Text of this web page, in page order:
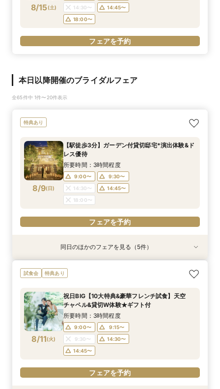
8/15(土)
14:30〜
14:45〜
18:00〜
フェアを予約
本日以降開催のブライダルフェア
全65件中 1件〜20件表示
特典あり
8/9(日)
【駅徒歩3分】ガーデン付貸切邸宅*演出体験&ド
レス優待
所要時間：3時間程度
9:00〜
9:30〜
14:30〜
14:45〜
18:00〜
フェアを予約
特典あり
8/9(日)
初見学でも安心◎「即決なし」アップ額が少ない
新プラン×試食付
9:00〜
9:30〜
14:30〜
14:45〜
18:00〜
フェアを予約
特典あり
8/9(日)
【10名～貸切】逸品の一皿を試食*挙式×会食プ
ラン相談フェア
9:00〜
9:15〜
9:30〜
14:30〜
18:00〜
フェアを予約
特典あり
8/9(日)
【ペット婚に◎】大切なワンちゃんも一緒！貸切
会場で叶えよう
9:00〜
9:30〜
14:30〜
14:45〜
18:00〜
フェアを予約
特典あり
8/9(日)
【90分∼OK】〈2件目見学も◎〉豪華特典付*ク
イック相談会
9:00〜
9:30〜
14:30〜
14:45〜
18:00〜
フェアを予約
特典あり
8/9(日)
迷ったらこちら『徹底比較*2件目以降の方にオ
ススメ』見積もり相談会
9:00〜
9:30〜
14:30〜
14:45〜
18:00〜
フェアを予約
同日のほかのフェアを見る（5件）
試食会 特典あり
8/11(火)
祝日BIG【10大特典&豪華フレンチ試食】天空
チャペル&貸切W体験★ギフト付
所要時間：3時間程度
9:00〜
9:15〜
9:30〜
14:30〜
14:45〜
フェアを予約